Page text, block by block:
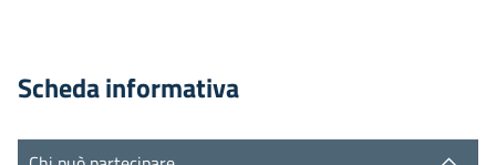
Scheda informativa